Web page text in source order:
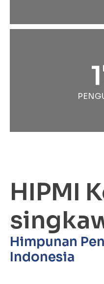
HIPMI
Himpunan
Indonesia